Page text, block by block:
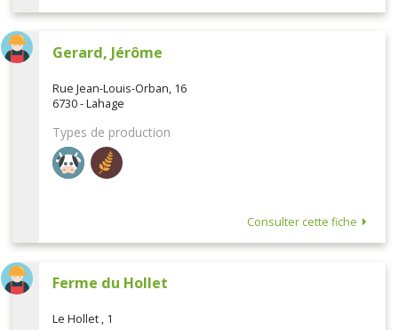
Gerard, Jérôme
Rue Jean-Louis-Orban, 16
6730 - Lahage
Types de production
Consulter cette fiche
Ferme du Hollet
Le Hollet , 1